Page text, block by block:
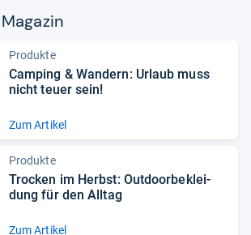
Produkte
Cam­ping & Wan­dern: Urlaub muss
nicht teuer sein!
Zum Artikel
Produkte
Tro­cken im Herbst: Out­door­be­klei­
dung für den All­tag
Zum Artikel